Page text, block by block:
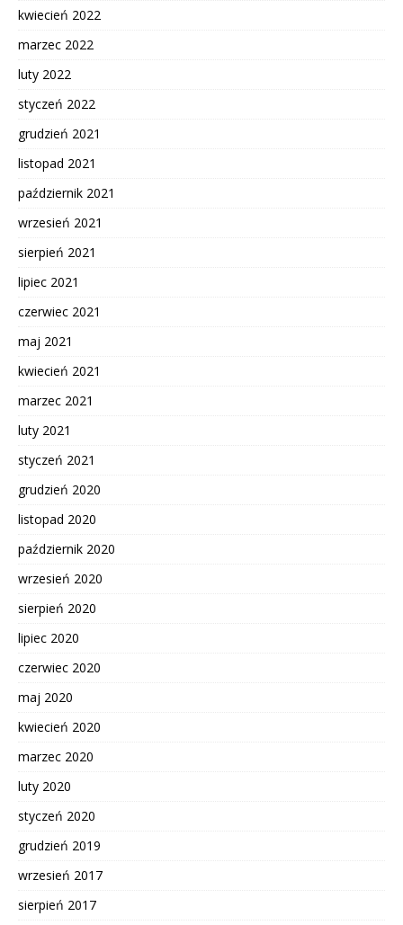
kwiecień 2022
marzec 2022
luty 2022
styczeń 2022
grudzień 2021
listopad 2021
październik 2021
wrzesień 2021
sierpień 2021
lipiec 2021
czerwiec 2021
maj 2021
kwiecień 2021
marzec 2021
luty 2021
styczeń 2021
grudzień 2020
listopad 2020
październik 2020
wrzesień 2020
sierpień 2020
lipiec 2020
czerwiec 2020
maj 2020
kwiecień 2020
marzec 2020
luty 2020
styczeń 2020
grudzień 2019
wrzesień 2017
sierpień 2017